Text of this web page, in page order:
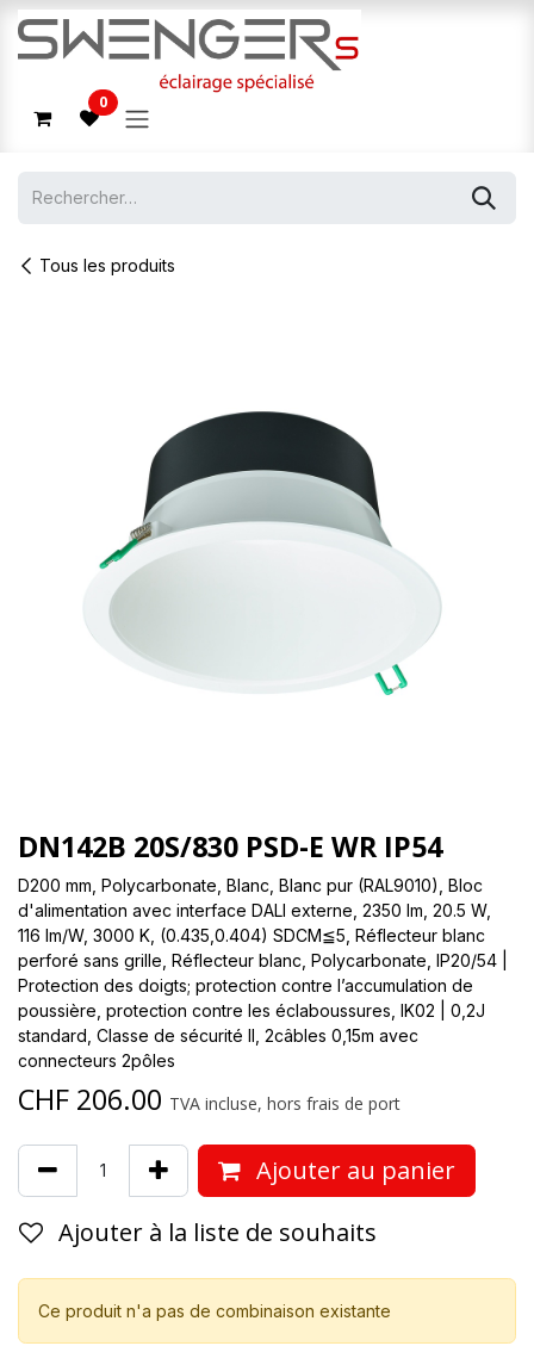
Se rendre au contenu
0
Tous les produits
DN142B 20S/830 PSD-E WR IP54
D200 mm, Polycarbonate, Blanc, Blanc pur (RAL9010), Bloc
d'alimentation avec interface DALI externe, 2350 lm, 20.5 W,
116 lm/W, 3000 K, (0.435,0.404) SDCM≦5, Réflecteur blanc
perforé sans grille, Réflecteur blanc, Polycarbonate, IP20/54 |
Protection des doigts; protection contre l’accumulation de
poussière, protection contre les éclaboussures, IK02 | 0,2J
standard, Classe de sécurité II, 2câbles 0,15m avec
connecteurs 2pôles
CHF 206.00 TVA incluse, hors frais de port
Ajouter au panier
Ajouter à la liste de souhaits
Ce produit n'a pas de combinaison existante